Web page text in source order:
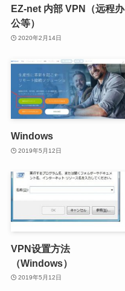
EZ-net 内部 VPN（远程办
公等）
2020年2月14日
Windows
2019年5月12日
VPN设置方法
（Windows）
2019年5月12日